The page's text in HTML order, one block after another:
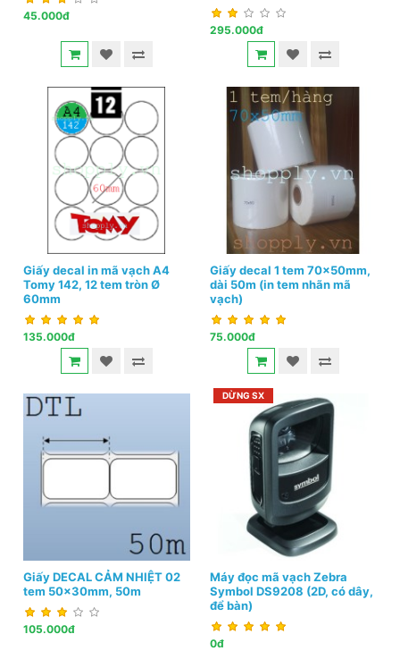
45.000đ
295.000đ
Giấy decal in mã vạch A4
Tomy 142, 12 tem tròn Ø
60mm
135.000đ
Giấy decal 1 tem 70x50mm,
dài 50m (in tem nhãn mã
vạch)
75.000đ
Giấy DECAL CẢM NHIỆT 02
tem 50x30mm, 50m
105.000đ
DỪNG SX
Máy đọc mã vạch Zebra
Symbol DS9208 (2D, có dây,
để bàn)
0đ